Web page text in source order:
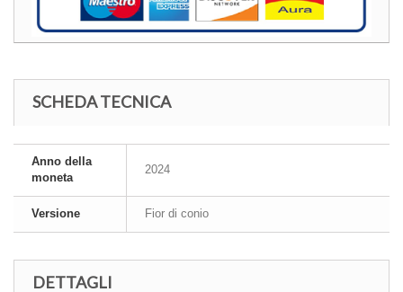
SCHEDA TECNICA
Anno della
moneta
2024
Versione Fior di conio
DETTAGLI